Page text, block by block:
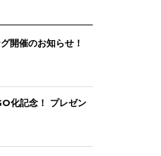
開催のお知らせ！
化記念！ プレゼン